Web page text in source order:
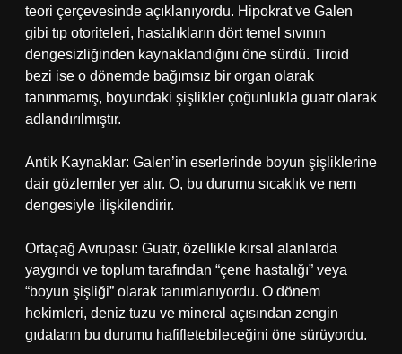
teori çerçevesinde açıklanıyordu. Hipokrat ve Galen
gibi tıp otoriteleri, hastalıkların dört temel sıvının
dengesizliğinden kaynaklandığını öne sürdü. Tiroid
bezi ise o dönemde bağımsız bir organ olarak
tanınmamış, boyundaki şişlikler çoğunlukla guatr olarak
adlandırılmıştır.
Antik Kaynaklar: Galen’in eserlerinde boyun şişliklerine
dair gözlemler yer alır. O, bu durumu sıcaklık ve nem
dengesiyle ilişkilendirir.
Ortaçağ Avrupası: Guatr, özellikle kırsal alanlarda
yaygındı ve toplum tarafından “çene hastalığı” veya
“boyun şişliği” olarak tanımlanıyordu. O dönem
hekimleri, deniz tuzu ve mineral açısından zengin
gıdaların bu durumu hafifletebileceğini öne sürüyordu.